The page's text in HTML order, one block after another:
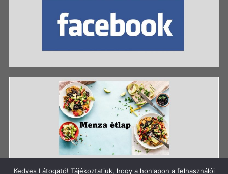
Kedves Látogató! Tájékoztatjuk, hogy a honlapon a felhasználói